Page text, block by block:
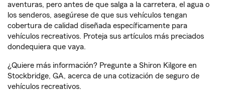
aventuras, pero antes de que salga a la carretera, el agua o
los senderos, asegúrese de que sus vehículos tengan
cobertura de calidad diseñada específicamente para
vehículos recreativos. Proteja sus artículos más preciados
dondequiera que vaya.
¿Quiere más información? Pregunte a Shiron Kilgore en
Stockbridge, GA, acerca de una cotización de seguro de
vehículos recreativos.